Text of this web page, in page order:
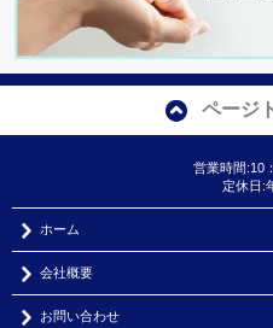
ページ
営業時間:10
定休日:
ホーム
会社概要
お問い合わせ